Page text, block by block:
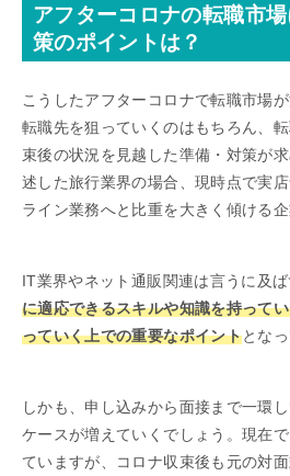
アフターコロナの転職市
策のポイントは？
こうしたアフターコロナで転職市場
転職先を狙っていくのはもちろん、
束後の状況を見越した準備・対策が
述した旅行業界の場合、現時点で実
ライン業務へと比重を大きく傾ける企
IT業界やネット通販関連は言うに及
に適応できるスキルや知識を持って
っていく上での重要なポイントとなっ
しかも、申し込みから面接まで一環
ケースが増えていくでしょう。現在
ていますが、コロナ収束後も元の対